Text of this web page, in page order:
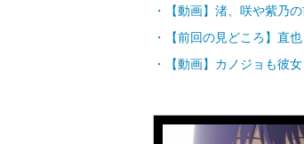
【動画】渚、咲や紫乃
【前回の見どころ】直
【動画】カノジョも彼女